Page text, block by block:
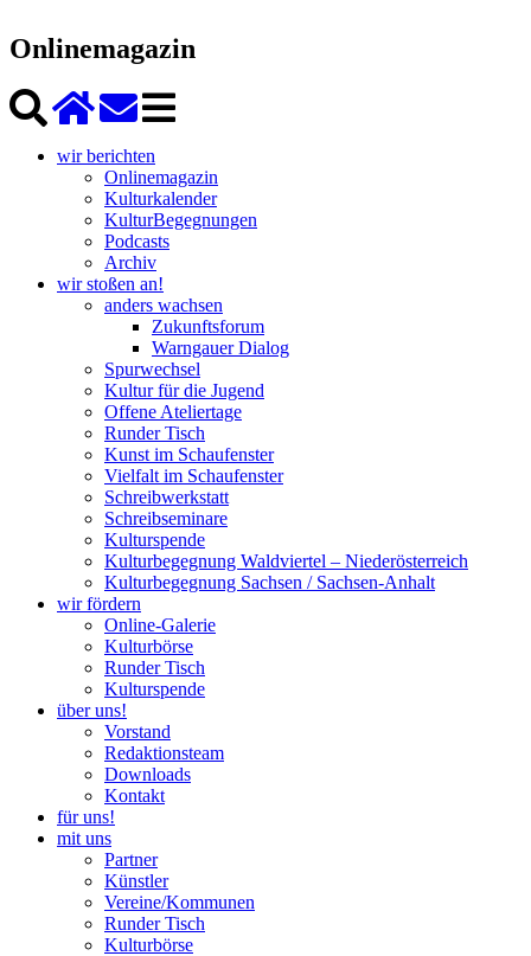
Onlinemagazin
wir berichten
Onlinemagazin
Kulturkalender
KulturBegegnungen
Podcasts
Archiv
wir stoßen an!
anders wachsen
Zukunftsforum
Warngauer Dialog
Spurwechsel
Kultur für die Jugend
Offene Ateliertage
Runder Tisch
Kunst im Schaufenster
Vielfalt im Schaufenster
Schreibwerkstatt
Schreibseminare
Kulturspende
Kulturbegegnung Waldviertel – Niederösterreich
Kulturbegegnung Sachsen / Sachsen-Anhalt
wir fördern
Online-Galerie
Kulturbörse
Runder Tisch
Kulturspende
über uns!
Vorstand
Redaktionsteam
Downloads
Kontakt
für uns!
mit uns
Partner
Künstler
Vereine/Kommunen
Runder Tisch
Kulturbörse